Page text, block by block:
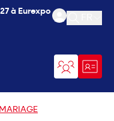
à Eurexpo
Ouvrir